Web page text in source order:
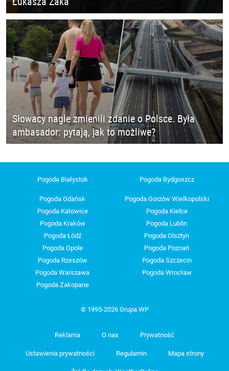
Słowacy nagle zmienili zdanie o Polsce. Była
ambasador: pytają, jak to możliwe?
Pogoda Białystok Pogoda Bydgoszcz
Pogoda Gdańsk
Pogoda Gorzów Wielkopolski
Pogoda Katowice
Pogoda Kielce
Pogoda Kraków
Pogoda Lublin
Pogoda Łódź
Pogoda Olsztyn
Pogoda Opole
Pogoda Poznań
Pogoda Rzeszów
Pogoda Szczecin
Pogoda Warszawa
Pogoda Wrocław
Pogoda Zakopane
© 1995-2026 Grupa WP
Reklama O nas Prywatność
Ustawienia prywatności Regulamin Mapa strony